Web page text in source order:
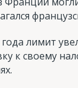
лимит
к своему